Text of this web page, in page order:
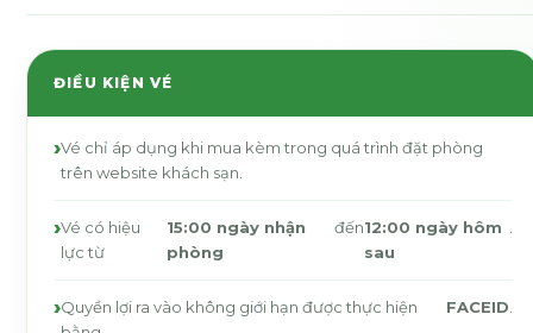
ĐIỀU KIỆN VÉ
Vé chỉ áp dụng khi mua kèm trong quá trình đặt phòng
trên website khách sạn.
Vé có hiệu
lực từ
15:00 ngày nhận
phòng
đến12:00 ngày hôm
sau
Quyền lợi ra vào không giới hạn được thực hiện
FACEID